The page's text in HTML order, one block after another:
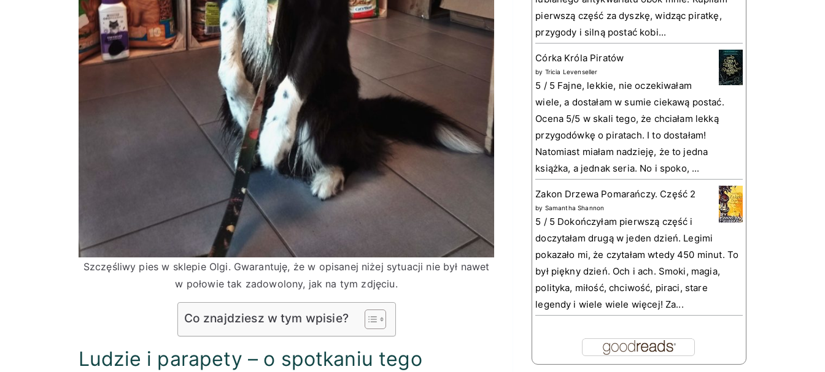
Szczęśliwy pies w sklepie Olgi. Gwarantuję, że w opisanej niżej sytuacji nie był nawet
w połowie tak zadowolony, jak na tym zdjęciu.
Co znajdziesz w tym wpisie?
Ludzie i parapety – o spotkaniu tego
pierwszą część za dyszkę, widząc piratkę,
przygody i silną postać kobi...
Córka Króla Piratów
by Tricia Levenseller
5 / 5 Fajne, lekkie, nie oczekiwałam
wiele, a dostałam w sumie ciekawą postać.
Ocena 5/5 w skali tego, że chciałam lekką
przygodówkę o piratach. I to dostałam!
Natomiast miałam nadzieję, że to jedna
książka, a jednak seria. No i spoko, ...
Zakon Drzewa Pomarańczy. Część 2
by Samantha Shannon
5 / 5 Dokończyłam pierwszą część i
doczytałam drugą w jeden dzień. Legimi
pokazało mi, że czytałam wtedy 450 minut. To
był piękny dzień. Och i ach. Smoki, magia,
polityka, miłość, chciwość, piraci, stare
legendy i wiele wiele więcej! Za...